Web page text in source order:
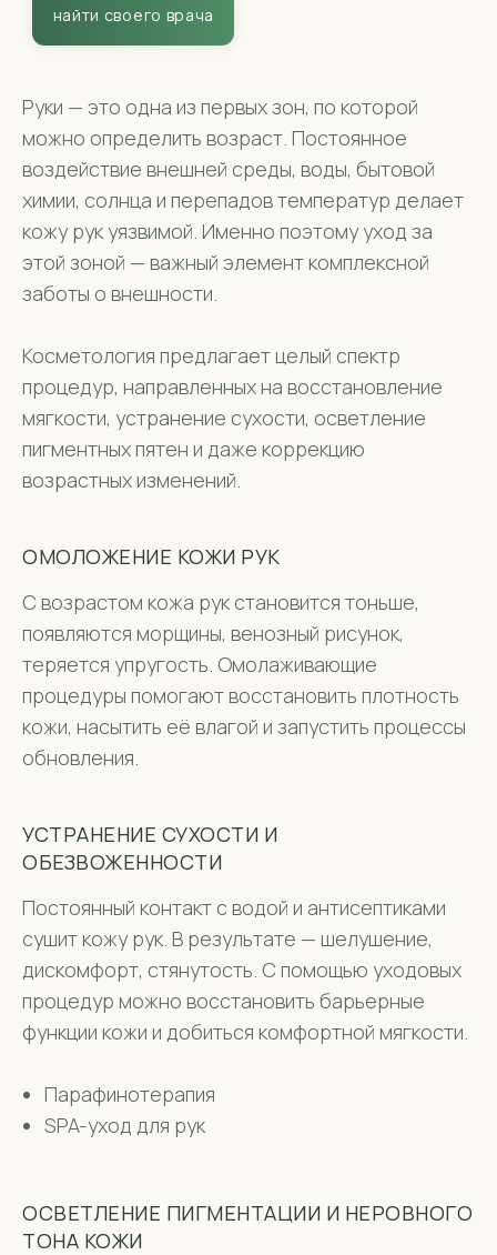
Руки — это одна из первых зон, по которой
можно определить возраст. Постоянное
воздействие внешней среды, воды, бытовой
химии, солнца и перепадов температур делает
кожу рук уязвимой. Именно поэтому уход за
этой зоной — важный элемент комплексной
заботы о внешности.
Косметология предлагает целый спектр
процедур, направленных на восстановление
мягкости, устранение сухости, осветление
пигментных пятен и даже коррекцию
возрастных изменений.
ОМОЛОЖЕНИЕ КОЖИ РУК
С возрастом кожа рук становится тоньше,
появляются морщины, венозный рисунок,
теряется упругость. Омолаживающие
процедуры помогают восстановить плотность
кожи, насытить её влагой и запустить процессы
обновления.
УСТРАНЕНИЕ СУХОСТИ И
ОБЕЗВОЖЕННОСТИ
Постоянный контакт с водой и антисептиками
сушит кожу рук. В результате — шелушение,
дискомфорт, стянутость. С помощью уходовых
процедур можно восстановить барьерные
функции кожи и добиться комфортной мягкости.
Парафинотерапия
SPA-уход для рук
ОСВЕТЛЕНИЕ ПИГМЕНТАЦИИ И НЕРОВНОГО
ТОНА КОЖИ